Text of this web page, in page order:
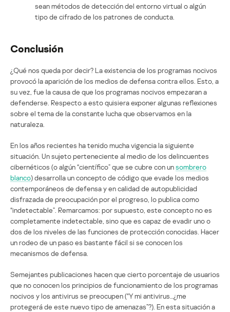
sean métodos de detección del entorno virtual o algún
tipo de cifrado de los patrones de conducta.
Conclusión
¿Qué nos queda por decir? La existencia de los programas nocivos
provocó la aparición de los medios de defensa contra ellos. Esto, a
su vez, fue la causa de que los programas nocivos empezaran a
defenderse. Respecto a esto quisiera exponer algunas reflexiones
sobre el tema de la constante lucha que observamos en la
naturaleza.
En los años recientes ha tenido mucha vigencia la siguiente
situación. Un sujeto perteneciente al medio de los delincuentes
cibernéticos (o algún “científico” que se cubre con unsombrero
blanco) desarrolla un concepto de código que evade los medios
contemporáneos de defensa y en calidad de autopublicidad
disfrazada de preocupación por el progreso, lo publica como
“indetectable”. Remarcamos: por supuesto, este concepto no es
completamente indetectable, sino que es capaz de evadir uno o
dos de los niveles de las funciones de protección conocidas. Hacer
un rodeo de un paso es bastante fácil si se conocen los
mecanismos de defensa.
Semejantes publicaciones hacen que cierto porcentaje de usuarios
que no conocen los principios de funcionamiento de los programas
nocivos y los antivirus se preocupen (“Y mi antivirus…¿me
protegerá de este nuevo tipo de amenazas”?). En esta situación a